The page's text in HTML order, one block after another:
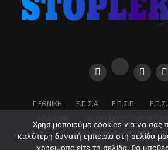
Γ ΕΘΝΙΚΉ Ε.Π.Σ.Α Ε.Π.Σ.Π.
ΌΡΟΙ ΧΡΉΣΗΣ – ΠΟΛΙΤΙΚΉ
Χρησιμοποιούμε cookies για να σας
καλύτερη δυνατή εμπειρία στη σελίδα
χρησιμοποιείτε τη σελίδα, θα